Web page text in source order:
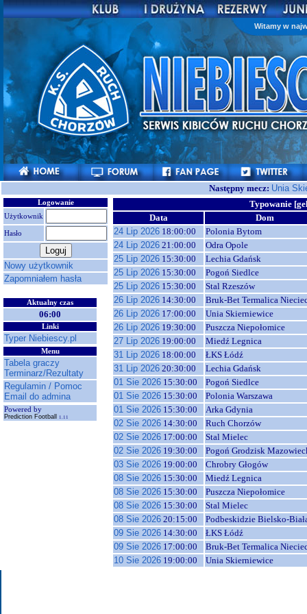
Witamy w
Następny mecz: Unia
Logowanie
Użytkownik
Hasło
Nowy użytkownik
Zapomniałem hasła
Aktualny czas
06:00
Linki
Typer Niebiescy.pl
Menu
Tabela graczy
Terminarz/Rezultaty
Regulamin / Pomoc
Email do admina
Powered by
Prediction Football 1.11
Typowanie
Data
Dom
24 Lip 2026 18:00:00
Polonia Bytom
24 Lip 2026 21:00:00
Odra Opole
25 Lip 2026 15:30:00
Lechia Gdańsk
25 Lip 2026 15:30:00
Pogoń Siedlce
25 Lip 2026 15:30:00
Stal Rzeszów
26 Lip 2026 14:30:00
Bruk-Bet Termalica
26 Lip 2026 17:00:00
Unia Skierniewice
26 Lip 2026 19:30:00
Puszcza Niepołomice
27 Lip 2026 19:00:00
Miedź Legnica
31 Lip 2026 18:00:00
ŁKS Łódź
31 Lip 2026 20:30:00
Lechia Gdańsk
01 Sie 2026 15:30:00
Pogoń Siedlce
01 Sie 2026 15:30:00
Polonia Warszawa
01 Sie 2026 15:30:00
Arka Gdynia
02 Sie 2026 14:30:00
Ruch Chorzów
02 Sie 2026 17:00:00
Stal Mielec
02 Sie 2026 19:30:00
Pogoń Grodzisk
03 Sie 2026 19:00:00
Chrobry Głogów
08 Sie 2026 15:30:00
Miedź Legnica
08 Sie 2026 15:30:00
Puszcza Niepołomice
08 Sie 2026 15:30:00
Stal Mielec
08 Sie 2026 20:15:00
Podbeskidzie Bielsko-
09 Sie 2026 14:30:00
ŁKS Łódź
09 Sie 2026 17:00:00
Bruk-Bet Termalica
10 Sie 2026 19:00:00 Unia Skierniewice